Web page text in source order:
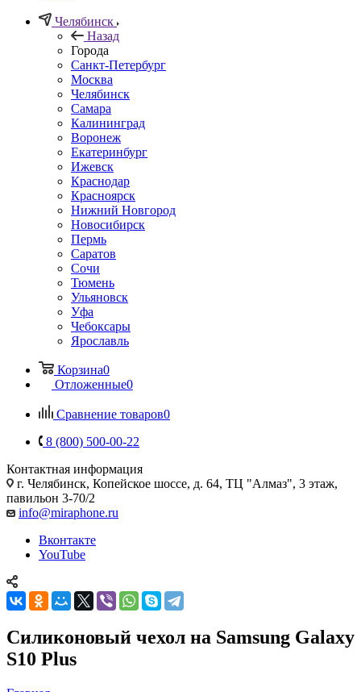
Челябинск
Назад
Города
Санкт-Петербург
Москва
Челябинск
Самара
Калининград
Воронеж
Екатеринбург
Ижевск
Краснодар
Красноярск
Нижний Новгород
Новосибирск
Пермь
Саратов
Сочи
Тюмень
Ульяновск
Уфа
Чебоксары
Ярославль
Корзина0
Отложенные0
Сравнение товаров0
8 (800) 500-00-22
Контактная информация
г. Челябинск, Копейское шоссе, д. 64, ТЦ "Алмаз", 3 этаж,
павильон 3-70/2
info@miraphone.ru
Вконтакте
YouTube
Силиконовый чехол на Samsung Galaxy
S10 Plus